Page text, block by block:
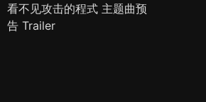
看不见攻击的程式 主题曲预
告 Trailer